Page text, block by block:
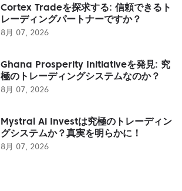
Cortex Tradeを探求する: 信頼できるト
レーディングパートナーですか？
8月 07, 2026
Ghana Prosperity Initiativeを発見: 究
極のトレーディングシステムなのか？
8月 07, 2026
Mystral Ai Investは究極のトレーディン
グシステムか？真実を明らかに！
8月 07, 2026